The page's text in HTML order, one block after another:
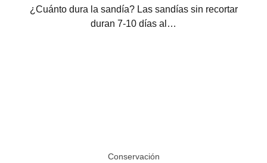
¿Cuánto dura la sandía? Las sandías sin recortar
duran 7-10 días al…
Conservación